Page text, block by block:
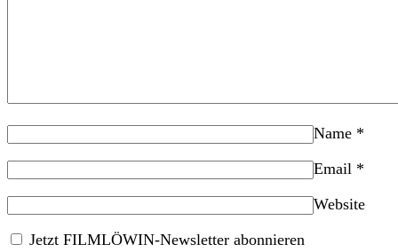
Name *
Email *
Website
Jetzt FILMLÖWIN-Newsletter abonnieren